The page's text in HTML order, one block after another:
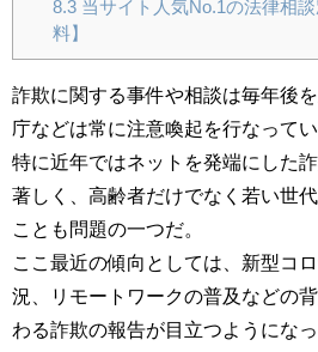
8.3当サイト人気No.1の法律相
料】
詐欺に関する事件や相談は毎年後
庁などは常に注意喚起を行なってい
特に近年ではネットを発端にした
著しく、高齢者だけでなく若い世
ことも問題の一つだ。
ここ最近の傾向としては、新型コ
況、リモートワークの普及などの
わる詐欺の報告が目立つようになっ